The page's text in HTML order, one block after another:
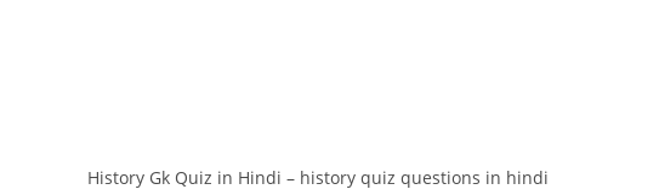
History Gk Quiz in Hindi – history quiz questions in hindi